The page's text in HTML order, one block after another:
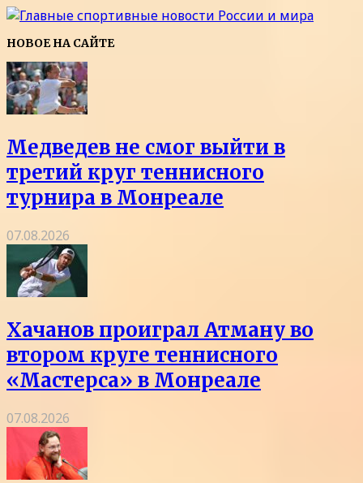
НОВОЕ НА САЙТЕ
Медведев не смог выйти в
третий круг теннисного
турнира в Монреале
07.08.2026
Хачанов проиграл Атману во
втором круге теннисного
«Мастерса» в Монреале
07.08.2026